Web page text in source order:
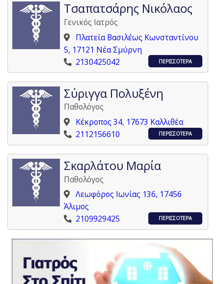
Τσαπατσάρης Νικόλαος
Γενικός Ιατρός
Πλατεία Βασιλέως Κωνσταντίνου
5, 17121 Νέα Σμύρνη
2130425042
ΠΕΡΙΣΣΟΤΕΡΑ
Σύριγγα Πολυξένη
Παθολόγος
Κέκροπος 34, 17673 Καλλιθέα
2112156610
ΠΕΡΙΣΣΟΤΕΡΑ
Σκαρλάτου Μαρία
Παθολόγος
Λεωφόρος Ιωνίας 136, 17456
Άλιμος
2109929425
ΠΕΡΙΣΣΟΤΕΡΑ